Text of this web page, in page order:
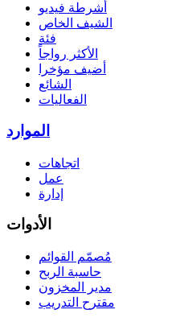
أشرطة فيديو
الشيف الخاص
فئة
الأكثر رواجاً
أضيف مؤخرا
الشائع
الفعاليات
الموارد
اتجاهات
عمل
إدارة
الأدوات
مُصمّم القوائم
حاسبة الربح
مدير المخزون
مقترح التدريب